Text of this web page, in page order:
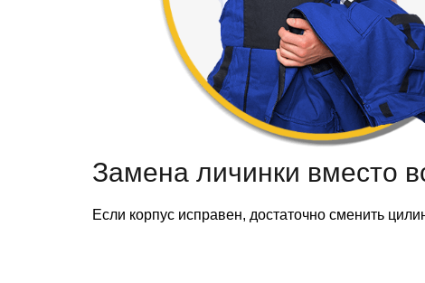
Замена личинки вместо
Если корпус исправен, достаточно сменить